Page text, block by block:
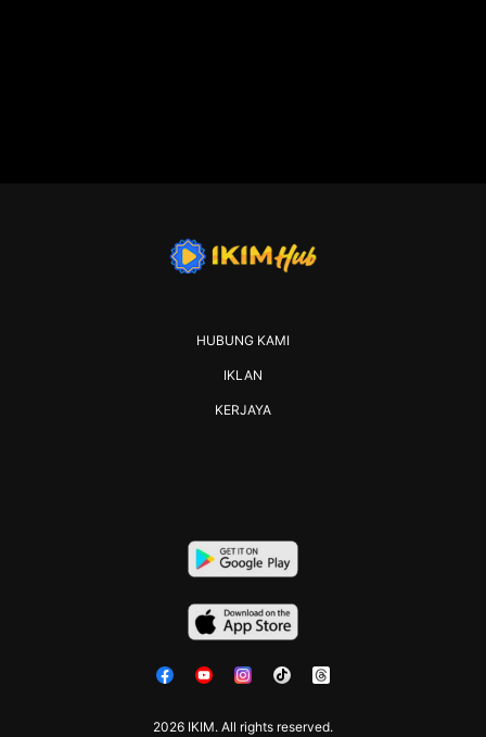
2026 IKIM. All rights reserved.
HUBUNG KAMI
IKLAN
KERJAYA